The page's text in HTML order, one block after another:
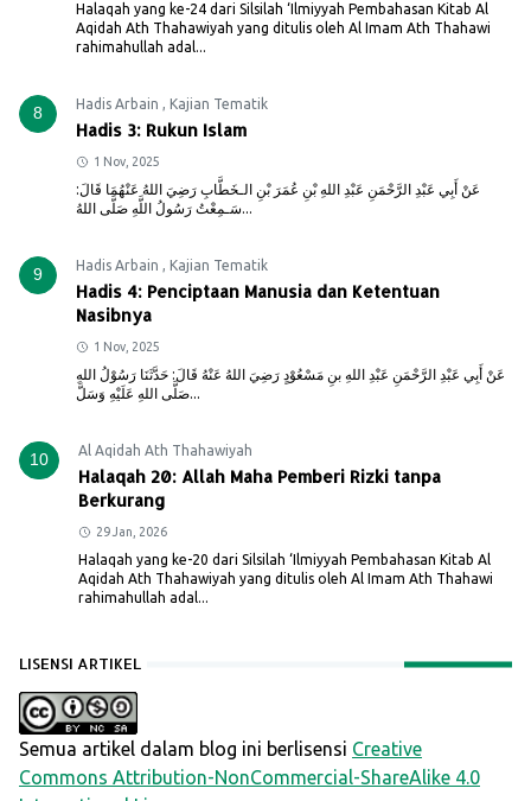
Halaqah yang ke-24 dari Silsilah ‘Ilmiyyah Pembahasan Kitab Al
Aqidah Ath Thahawiyah yang ditulis oleh Al Imam Ath Thahawi
rahimahullah adal...
8 Hadis Arbain , Kajian Tematik
Hadis 3: Rukun Islam
1 Nov, 2025
عَنْ أَبِي عَبْدِ الرَّحْمَنِ عَبْدِ اللهِ بْنِ عُمَرَ بْنِ الـخَطَّابِ رَضِيَ اللهُ عَنْهُمَا قَالَ:
سَـمِعْتُ رَسُولُ اللَّهِ صَلَّى اللهُ...
9 Hadis Arbain , Kajian Tematik
Hadis 4: Penciptaan Manusia dan Ketentuan
Nasibnya
1 Nov, 2025
عَنْ أَبِي عَبْدِ الرَّحْمَنِ عَبْدِ اللهِ بنِ مَسْعُوْدٍ رَضِيَ اللهُ عَنْهُ قَالَ: حَدَّثَنَا رَسُوْلُ اللهِ
صَلَّى اللهِ عَلَيْهِ وَسَلَّ...
10 Al Aqidah Ath Thahawiyah
Halaqah 20: Allah Maha Pemberi Rizki tanpa
Berkurang
29 Jan, 2026
Halaqah yang ke-20 dari Silsilah ‘Ilmiyyah Pembahasan Kitab Al
Aqidah Ath Thahawiyah yang ditulis oleh Al Imam Ath Thahawi
rahimahullah adal...
LISENSI ARTIKEL
Semua artikel dalam blog ini berlisensi Creative
Commons Attribution-NonCommercial-ShareAlike 4.0